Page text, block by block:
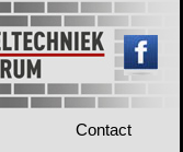
Contact